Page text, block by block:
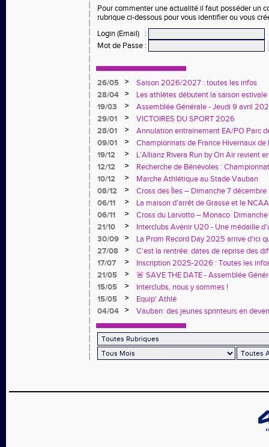
Pour commenter une actualité il faut posséder un
rubrique ci-dessous pour vous identifier ou vous
Login (Email)
:
Mot de Passe :
26/05 >
Saison 2026/2027 : toutes les infos
28/04
>
Les athlètes débutent la saison
19/03
>
Assemblée Générale - Jeudi 9 avril
29/01
>
VICTOIRES DU SPORT 2026
28/01
>
Annulation entrainement EA/PO Parc
09/01
>
Championnats de France Hivernaux de
besoin de vous
19/12 >
L’Allianz Rivera Run by On Air revient
12/12
>
Recherche de Bénévoles :
Hivernaux à Nice
10/12 >
Marche Athlétique au Stade Vauban
08/12
>
Cross des Îles – Dimanche 7
06/11
>
La maison d’arrêt de Grasse et le
de l’Olympisme »
06/11 >
Cross du Larvotto – Monaco
la pluie, nos athlètes ont brillé !
21/10 >
Interclubs Avenir U20 - Une médaille
prochain ?
30/09 >
La Prom Record Day 2025 arrive d'ici
27/08
>
C'est la rentrée: dates de reprise des
17/07
>
Inscription 2025-2026 : Toutes les
inscription dans cette actu !
21/05 >
🚨 SAVE THE DATE - Assemblée
15/05
>
Interclubs, nous y sommes !
15/05
>
Equip' Athlé
04/04
> Vauban: des jeunes sprinteurs en